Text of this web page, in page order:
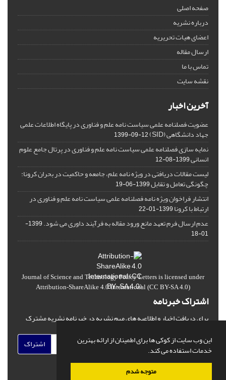
این وب سایت از کوکی ها برای اطمینان از ارائه بهترین
خدمات استفاده می کند.
متوجه شدم
صفحه اصلی
درباره نشریه
اعضای هیات تحریریه
ارسال مقاله
تماس با ما
نقشه سایت
آخرین اخبار
عضویت فصلنامه علمی سیاست نامه علم و فناوری در پایگاه اطلاعات علمی
جهاد دانشگاهی (SID) 1399-09-12
نمایه سازی فصلنامه علمی سیاست نامه علم و فناوری در پرتال جامع علوم
انسانی1399-08-12
لیست مقالات دریافتی در ویژه نامه علم، جامعه و حاکمیت در بحران کرونا:
چگونگی تعامل و تقابل1399-06-19
انتشار فراخوان ویژه‏ نامه فصلنامه علمی سیاست نامه علم و فناوری در
ارتباط با کرونا1399-01-22
عدم ارسال فرم تعهد مانع ورود مقاله به فرآیند داوری می شود.
1399-
01-18
Journal of Science and Technology Policy Letters is licensed under
Attribution-ShareAlike 4.0 International (CC BY-SA 4.0)
اشتراک خبرنامه
برای دریافت اخبار و اطلاعیه های مهم نشریه در خبرنامه نشریه مشترک
اشتراک